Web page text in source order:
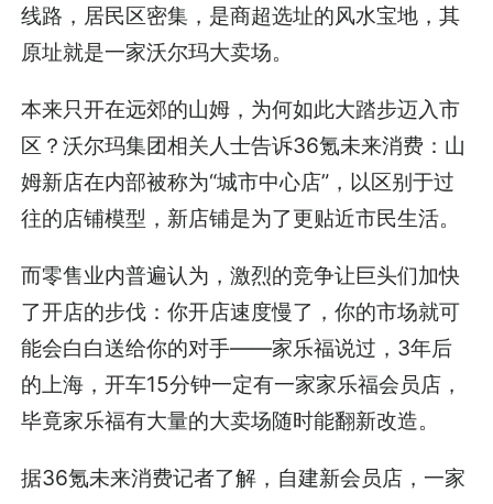
线路，居民区密集，是商超选址的风水宝地，其
原址就是一家沃尔玛大卖场。
本来只开在远郊的山姆，为何如此大踏步迈入市
区？沃尔玛集团相关人士告诉36氪未来消费：山
姆新店在内部被称为“城市中心店”，以区别于过
往的店铺模型，新店铺是为了更贴近市民生活。
而零售业内普遍认为，激烈的竞争让巨头们加快
了开店的步伐：你开店速度慢了，你的市场就可
能会白白送给你的对手——家乐福说过，3年后
的上海，开车15分钟一定有一家家乐福会员店，
毕竟家乐福有大量的大卖场随时能翻新改造。
据36氪未来消费记者了解，自建新会员店，一家